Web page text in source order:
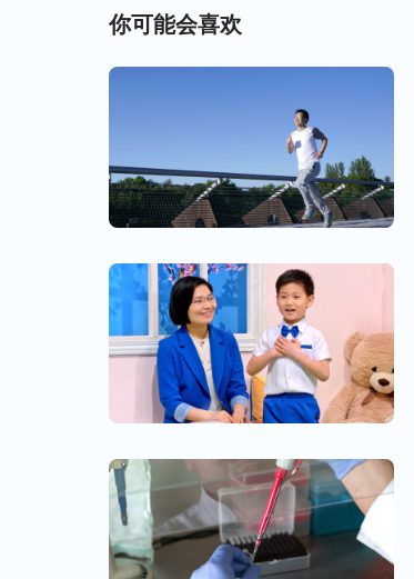
献上了感恩的祷告，妈妈和婆婆
经历了这些，我明白了，医生只
不能使我脱离危险。这个世上真
右，当我们真心相信他、依靠他
危为安。这样的经历虽然惊险，但
回家后，我参加了教会的聚会。
是一个谜，造物主从未向你隐藏
是只能让你朝思夜想却不能让你
的生命，掌管着你的命运，他不
你的一切，他是你的所有，也是
只想体贴他，只愿顺服他，你只
救自己吗？
（不能。）那玉皇大
能。）谁能救人哪？
（神。）”神
你可能会喜欢